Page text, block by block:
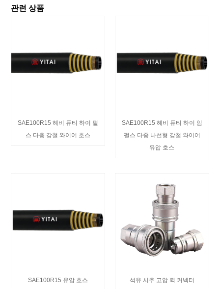
관련 상품
SAE100R15 헤비 듀티 하이 펄
스 다층 강철 와이어 호스
SAE100R15 헤비 듀티 하이 임
펄스 다중 나선형 강철 와이어
유압 호스
SAE100R15 유압 호스 석유 시추 고압 퀵 커넥터